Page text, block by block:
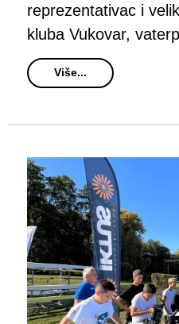
reprezentativac i
kluba Vukovar,
Više...